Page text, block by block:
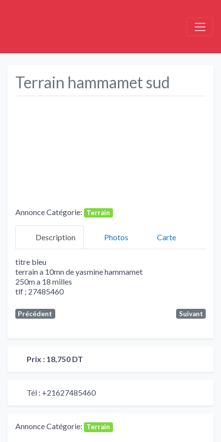
Terrain hammamet sud
Annonce Catégorie: Terrain
Description Photos Carte
titre bleu
terrain a 10mn de yasmine hammamet
250m a 18 milles
tlf ; 27485460
Précédent Suivant
Prix : 18,750 DT
Tél : +21627485460
Annonce Catégorie: Terrain